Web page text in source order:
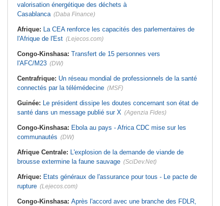
valorisation énergétique des déchets à
Casablanca (Daba Finance)
Afrique: La CEA renforce les capacités des parlementaires de
l'Afrique de l'Est (Lejecos.com)
Congo-Kinshasa: Transfert de 15 personnes vers
l'AFC/M23 (DW)
Centrafrique: Un réseau mondial de professionnels de la santé
connectés par la télémédecine (MSF)
Guinée: Le président dissipe les doutes concernant son état de
santé dans un message publié sur X (Agenzia Fides)
Congo-Kinshasa: Ebola au pays - Africa CDC mise sur les
communautés (DW)
Afrique Centrale: L'explosion de la demande de viande de
brousse extermine la faune sauvage (SciDev.Net)
Afrique: Etats généraux de l'assurance pour tous - Le pacte de
rupture (Lejecos.com)
Congo-Kinshasa: Après l'accord avec une branche des FDLR,